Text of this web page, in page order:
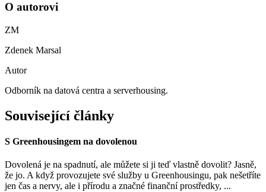
O autorovi
ZM
Zdenek Marsal
Autor
Odborník na datová centra a serverhousing.
Související články
S Greenhousingem na dovolenou
Dovolená je na spadnutí, ale můžete si ji teď vlastně dovolit? Jasně,
že jo. A když provozujete své služby u Greenhousingu, pak nešetříte
jen čas a nervy, ale i přírodu a značné finanční prostředky, ...